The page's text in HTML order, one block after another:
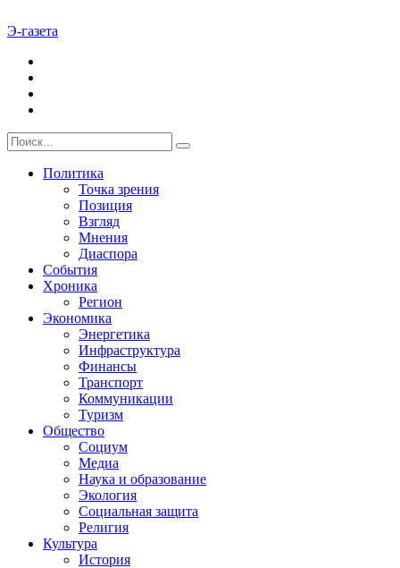
Э-газета
Политика
Точка зрения
Позиция
Взгляд
Мнения
Диаспора
События
Хроника
Регион
Экономика
Энергетика
Инфраструктура
Финансы
Транспорт
Коммуникации
Туризм
Общество
Социум
Медиа
Наука и образование
Экология
Социальная защита
Религия
Культура
История